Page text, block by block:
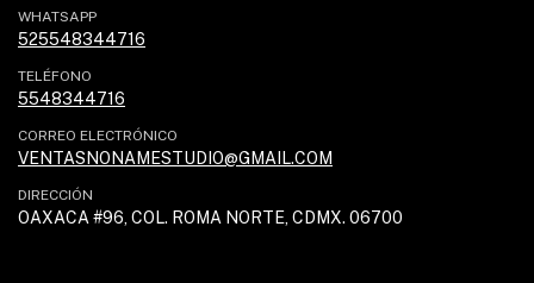
WHATSAPP
525548344716
TELÉFONO
5548344716
CORREO ELECTRÓNICO
VENTASNONAMESTUDIO@GMAIL.COM
DIRECCIÓN
OAXACA #96, COL. ROMA NORTE, CDMX. 06700